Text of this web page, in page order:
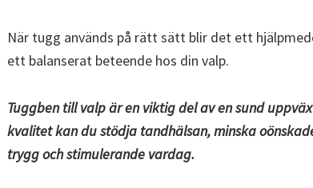
När tugg används på rätt sätt blir det ett
ett balanserat beteende hos din valp.
Tuggben till valp är en viktig del av en sund
kvalitet kan du stödja tandhälsan, minska
trygg och stimulerande vardag.